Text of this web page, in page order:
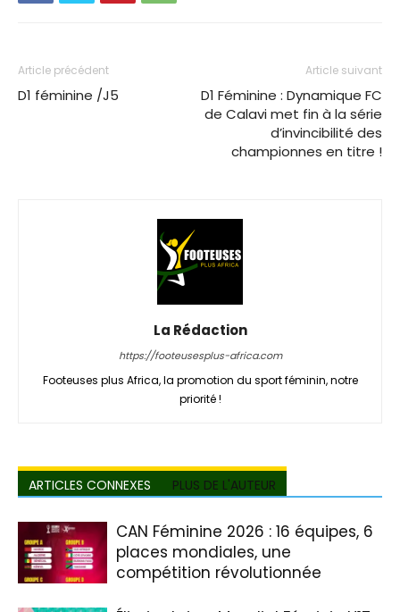
Article précédent
D1 féminine /J5
Article suivant
D1 Féminine : Dynamique FC
de Calavi met fin à la série
d’invincibilité des
championnes en titre !
La Rédaction
https://footeusesplus-africa.com
Footeuses plus Africa, la promotion du sport féminin, notre
priorité !
ARTICLES CONNEXES PLUS DE L'AUTEUR
CAN Féminine 2026 : 16 équipes, 6
places mondiales, une
compétition révolutionnée